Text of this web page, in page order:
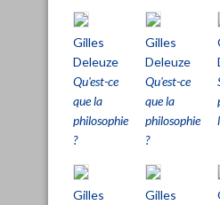
Gilles
Deleuze
Qu'est-ce
que la
philosophie
?
Gilles
Deleuze
Qu'est-ce
que la
philosophie
?
Gilles
Gilles